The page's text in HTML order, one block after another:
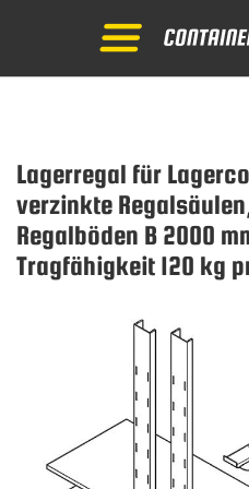
Lagerregal für
verzinkte
Regalböden B 2000
Tragfähigkeit 120 kg